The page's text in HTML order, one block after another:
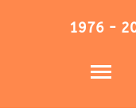
1976 -